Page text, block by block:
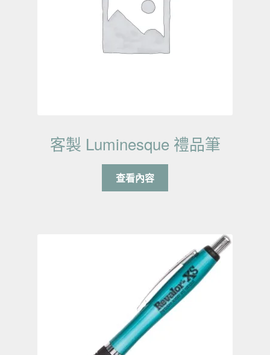
客製 Luminesque 禮品筆
查看內容